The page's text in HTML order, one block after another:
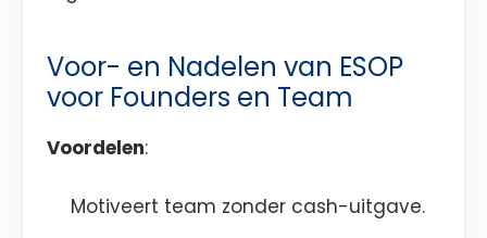
Voor- en Nadelen van ESOP
voor Founders en Team
Voordelen:
Motiveert team zonder cash-uitgave.